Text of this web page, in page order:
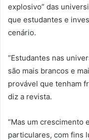
explosivo” das
que estudantes e
cenário.
“Estudantes nas
são mais brancos e
provável que tenham
diz a revista.
“Mas um crescimento
particulares, com fins